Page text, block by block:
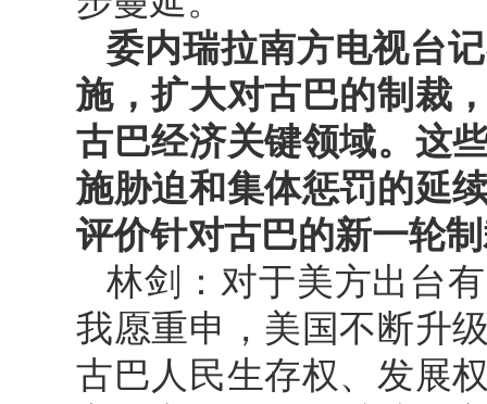
委内瑞拉南方电视台
施，扩大对古巴的制裁
古巴经济关键领域。这
施胁迫和集体惩罚的延
评价针对古巴的新一轮
林剑：对于美方出台
我愿重申，美国不断升
古巴人民生存权、发展